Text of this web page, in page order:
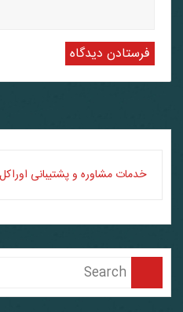
خدمات مشاوره و پشتیبانی اوراکل